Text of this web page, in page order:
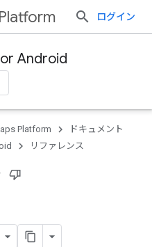
ログイン
Android
Platform
ドキュメント
リファレンス